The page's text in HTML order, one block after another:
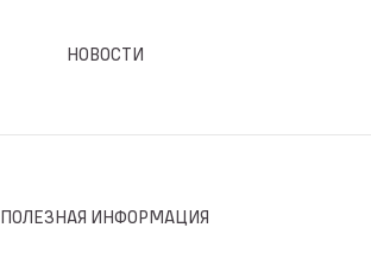
НОВОСТИ
ПОЛЕЗНАЯ ИНФОРМАЦИЯ